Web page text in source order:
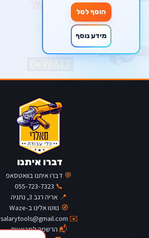
הוסף לסל
מידע נוסף
דברו איתנו
💬 דברו איתנו בוואטסאפ
📞
055-723-7323
📍 אריה רגב 3, נתניה
🧭 נווטו אלינו ב-Waze
✉️
salarytools@gmail.com
📬הרשמה למבצעים